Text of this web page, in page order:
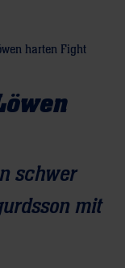
harten Fight
schwer
mit